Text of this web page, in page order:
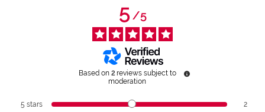
5/5
Based on 2 reviews subject to
moderation
5 stars
2